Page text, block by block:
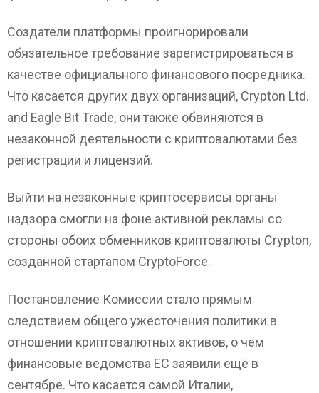
Создатели платформы проигнорировали
обязательное требование зарегистрироваться в
качестве официального финансового посредника.
Что касается других двух организаций, Crypton Ltd.
and Eagle Bit Trade, они также обвиняются в
незаконной деятельности с криптовалютами без
регистрации и лицензий.
Выйти на незаконные криптосервисы органы
надзора смогли на фоне активной рекламы со
стороны обоих обменников криптовалюты Crypton,
созданной стартапом CryptoForce.
Постановление Комиссии стало прямым
следствием общего ужесточения политики в
отношении криптовалютных активов, о чем
финансовые ведомства ЕС заявили ещё в
сентябре. Что касается самой Италии,